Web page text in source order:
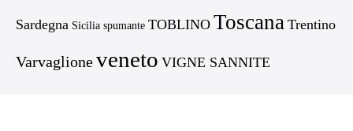
Sardegna Sicilia spumante TOBLINO Toscana Trentino
Varvaglioneveneto VIGNE SANNITE